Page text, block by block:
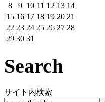
8
9 10 11 12 13 14
15 16 17 18 19 20 21
22 23 24 25 26 27 28
29 30 31
Search
サイト内検索